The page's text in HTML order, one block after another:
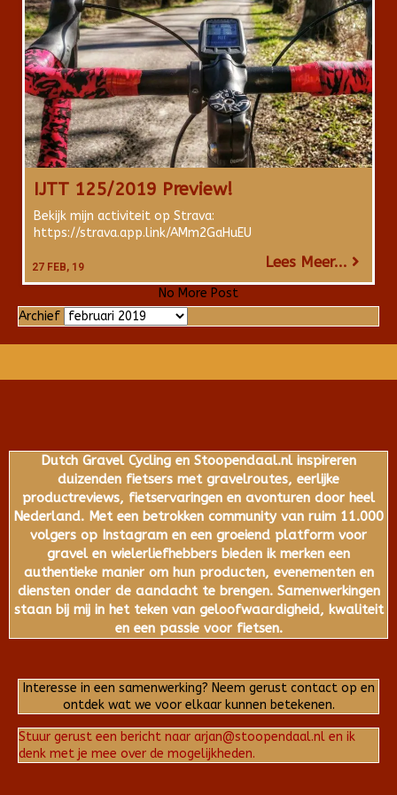
IJTT 125/2019 Preview!
27 FEB, 19
Bekijk mijn activiteit op Strava:
https://strava.app.link/AMm2GaHuEU
Lees Meer...
No More Post
Archief Archief
Dutch Gravel Cycling en Stoopendaal.nl inspireren
duizenden fietsers met gravelroutes, eerlijke
productreviews, fietservaringen en avonturen door heel
Nederland. Met een betrokken community van ruim 11.000
volgers op Instagram en een groeiend platform voor
gravel en wielerliefhebbers bieden ik merken een
authentieke manier om hun producten, evenementen en
diensten onder de aandacht te brengen. Samenwerkingen
staan bij mij in het teken van geloofwaardigheid, kwaliteit
en een passie voor fietsen.
Interesse in een samenwerking? Neem gerust contact op en
ontdek wat we voor elkaar kunnen betekenen.
Stuur gerust een bericht naar arjan@stoopendaal.nl en ik
denk met je mee over de mogelijkheden.